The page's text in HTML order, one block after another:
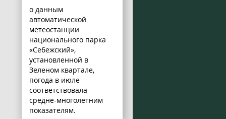
о данным
автоматической
метеостанции
национального парка
«Себежский»,
установленной в
Зеленом квартале,
погода в июле
соответствовала
средне-многолетним
показателям.